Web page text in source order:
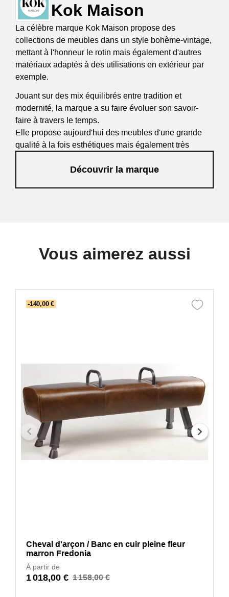
Kok Maison
La célèbre marque Kok Maison propose des
collections de meubles dans un style bohème-vintage,
mettant à l'honneur le rotin mais également d'autres
matériaux adaptés à des utilisations en extérieur par
exemple.
Jouant sur des mix équilibrés entre tradition et
modernité, la marque a su faire évoluer son savoir-
faire à travers le temps.
Elle propose aujourd'hui des meubles d'une grande
qualité à la fois esthétiques mais également très
Kok Maison propose des collections plus modernes
tout en sublimant un certain aspect rétro. Certaines
font toute la différence, tant au niveau du confort que
du rendu esthétique.
Découvrir la marque
Vous aimerez aussi
-140,00 €
Cheval d'arçon / Banc en cuir pleine fleur
marron Fredonia
À partir de
1 018,00 € 1 158,00 €